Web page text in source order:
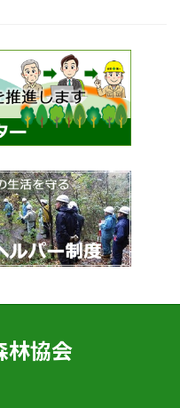
林協会